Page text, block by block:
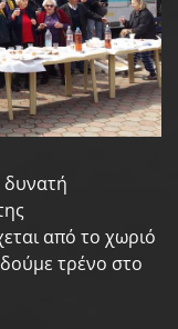
από το χωριό
τρένο στο